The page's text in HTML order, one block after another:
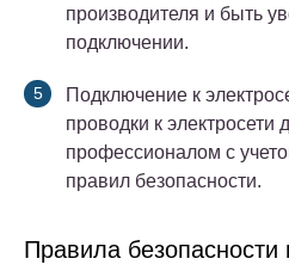
производителя и быть
подключении.
Подключение к
проводки к
профессионалом с
правил безопасности.
Правила